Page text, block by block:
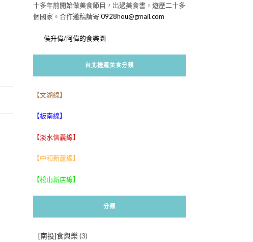
十多年前開始做美食節目，出過美食書，遊歷二十多
個國家。合作邀稿請寄0928hou@gmail.com
侯升偉/阿偉的食樂園
台北捷運美食分類
【文湖線】
【板南線】
【淡水信義線】
【中和新蘆線】
【松山新店線】
分類
[南投]食與樂(3)